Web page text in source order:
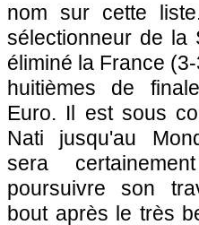
nom sur cette
sélectionneur de la
éliminé la France
huitièmes de
Euro. Il est sous
Nati jusqu'au
sera
poursuivre son
bout après le très